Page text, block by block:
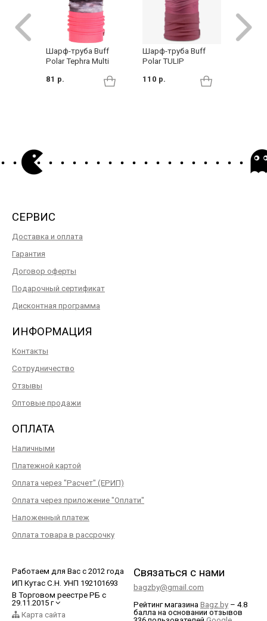
Шарф-труба Buff
Polar Tephra Multi
81 р.
Шарф-труба Buff
Polar TULIP
110 р.
СЕРВИС
Доставка и оплата
Гарантия
Договор оферты
Подарочный сертификат
Дисконтная программа
ИНФОРМАЦИЯ
Контакты
Сотрудничество
Отзывы
Оптовые продажи
ОПЛАТА
Наличными
Платежной картой
Оплата через "Расчет" (ЕРИП)
Оплата через приложение "Оплати"
Наложенный платеж
Оплата товара в рассрочку
Работаем для Вас с 2012 года
ИП Кутас С.Н. УНП 192101693
В Торговом реестре РБ с
29.11.2015 г
Карта сайта
Связаться с нами
bagzby@gmail.com
Рейтинг магазина Bagz.by – 4.8
балла на основании отзывов